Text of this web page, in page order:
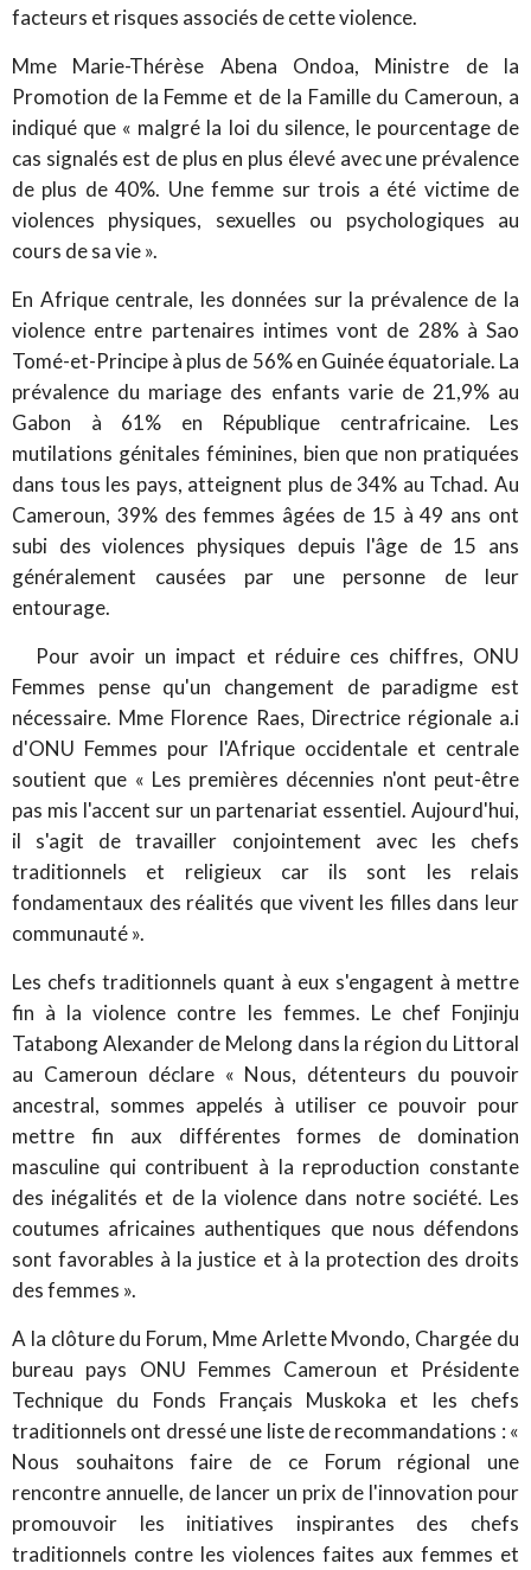
facteurs et risques associés de cette violence.
Mme Marie-Thérèse Abena Ondoa, Ministre de la
Promotion de la Femme et de la Famille du Cameroun, a
indiqué que « malgré la loi du silence, le pourcentage de
cas signalés est de plus en plus élevé avec une prévalence
de plus de 40%. Une femme sur trois a été victime de
violences physiques, sexuelles ou psychologiques au
cours de sa vie ».
En Afrique centrale, les données sur la prévalence de la
violence entre partenaires intimes vont de 28% à Sao
Tomé-et-Principe à plus de 56% en Guinée équatoriale. La
prévalence du mariage des enfants varie de 21,9% au
Gabon à 61% en République centrafricaine. Les
mutilations génitales féminines, bien que non pratiquées
dans tous les pays, atteignent plus de 34% au Tchad. Au
Cameroun, 39% des femmes âgées de 15 à 49 ans ont
subi des violences physiques depuis l'âge de 15 ans
généralement causées par une personne de leur
entourage.
Pour avoir un impact et réduire ces chiffres, ONU
Femmes pense qu'un changement de paradigme est
nécessaire. Mme Florence Raes, Directrice régionale a.i
d'ONU Femmes pour l'Afrique occidentale et centrale
soutient que « Les premières décennies n'ont peut-être
pas mis l'accent sur un partenariat essentiel. Aujourd'hui,
il s'agit de travailler conjointement avec les chefs
traditionnels et religieux car ils sont les relais
fondamentaux des réalités que vivent les filles dans leur
communauté ».
Les chefs traditionnels quant à eux s'engagent à mettre
fin à la violence contre les femmes. Le chef Fonjinju
Tatabong Alexander de Melong dans la région du Littoral
au Cameroun déclare « Nous, détenteurs du pouvoir
ancestral, sommes appelés à utiliser ce pouvoir pour
mettre fin aux différentes formes de domination
masculine qui contribuent à la reproduction constante
des inégalités et de la violence dans notre société. Les
coutumes africaines authentiques que nous défendons
sont favorables à la justice et à la protection des droits
des femmes ».
A la clôture du Forum, Mme Arlette Mvondo, Chargée du
bureau pays ONU Femmes Cameroun et Présidente
Technique du Fonds Français Muskoka et les chefs
traditionnels ont dressé une liste de recommandations : «
Nous souhaitons faire de ce Forum régional une
rencontre annuelle, de lancer un prix de l'innovation pour
promouvoir les initiatives inspirantes des chefs
traditionnels contre les violences faites aux femmes et